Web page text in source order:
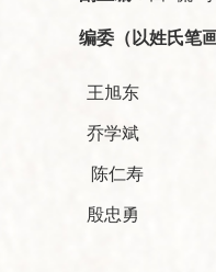
编委（以姓氏笔
王旭东
乔学斌
陈仁寿
殷忠勇